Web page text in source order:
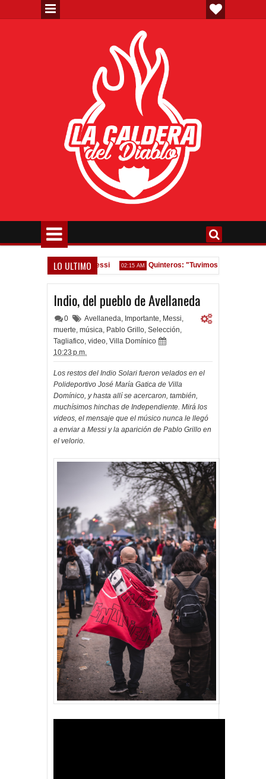
LO ULTIMO
Homenaje a Jorge Messi 02:15 AM Quinteros: "Tuvimos dos errores, nos
Indio, del pueblo de Avellaneda
0 Avellaneda, Importante, Messi,
muerte, música, Pablo Grillo, Selección,
Tagliafico, video, Villa Domínico
10:23 p.m.
Los restos del Indio Solari fueron velados en el
Polideportivo José María Gatica de Villa
Domínico, y hasta allí se acercaron, también,
muchísimos hinchas de Independiente. Mirá los
videos, el mensaje que el músico nunca le llegó
a enviar a Messi y la aparición de Pablo Grillo en
el velorio.